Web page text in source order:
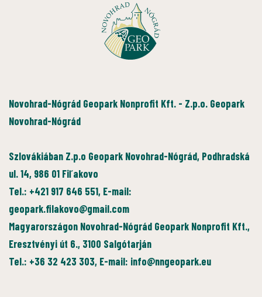
Novohrad-Nógrád Geopark Nonprofit Kft. - Z.p.o. Geopark
Novohrad-Nógrád
Szlovákiában Z.p.o Geopark Novohrad-Nógrád, Podhradská
ul. 14, 986 01 Fiľakovo
Tel.: +421 917 646 551, E-mail:
geopark.filakovo@gmail.com
Magyarországon Novohrad-Nógrád Geopark Nonprofit Kft.,
Eresztvényi út 6., 3100 Salgótarján
Tel.: +36 32 423 303, E-mail: info@nngeopark.eu